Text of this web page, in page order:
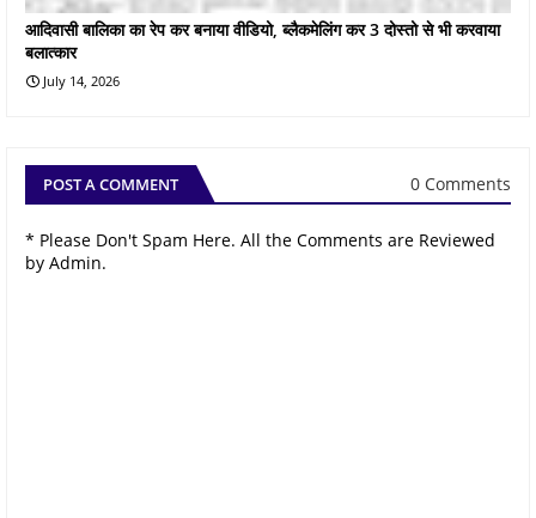
आदिवासी बालिका का रेप कर बनाया वीडियो, ब्लैकमेलिंग कर 3 दोस्तो से भी करवाया
बलात्कार
July 14, 2026
POST A COMMENT 0 Comments
* Please Don't Spam Here. All the Comments are Reviewed
by Admin.